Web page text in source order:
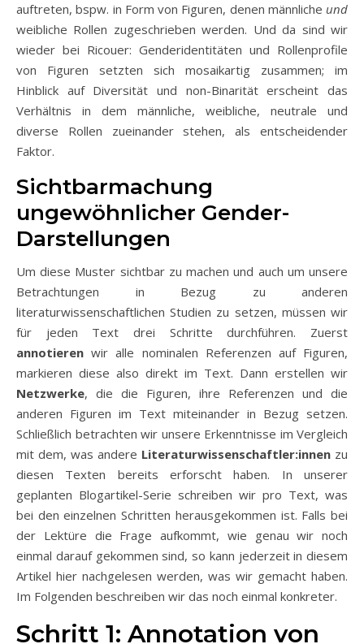
auftreten, bspw. in Form von Figuren, denen männliche und
weibliche Rollen zugeschrieben werden. Und da sind wir
wieder bei Ricouer: Genderidentitäten und Rollenprofile
von Figuren setzten sich mosaikartig zusammen; im
Hinblick auf Diversität und non-Binarität erscheint das
Verhältnis in dem männliche, weibliche, neutrale und
diverse Rollen zueinander stehen, als entscheidender
Faktor.
Sichtbarmachung
ungewöhnlicher Gender-
Darstellungen
Um diese Muster sichtbar zu machen und auch um unsere
Betrachtungen in Bezug zu anderen
literaturwissenschaftlichen Studien zu setzen, müssen wir
für jeden Text drei Schritte durchführen. Zuerst
annotieren wir alle nominalen Referenzen auf Figuren,
markieren diese also direkt im Text. Dann erstellen wir
Netzwerke, die die Figuren, ihre Referenzen und die
anderen Figuren im Text miteinander in Bezug setzen.
Schließlich betrachten wir unsere Erkenntnisse im Vergleich
mit dem, was andere Literaturwissenschaftler:innen zu
diesen Texten bereits erforscht haben. In unserer
geplanten Blogartikel-Serie schreiben wir pro Text, was
bei den einzelnen Schritten herausgekommen ist. Falls bei
der Lektüre die Frage aufkommt, wie genau wir noch
einmal darauf gekommen sind, so kann jederzeit in diesem
Artikel hier nachgelesen werden, was wir gemacht haben.
Im Folgenden beschreiben wir das noch einmal konkreter.
Schritt 1: Annotation von